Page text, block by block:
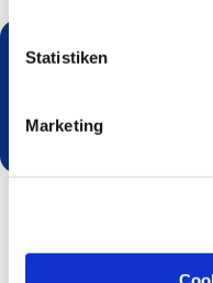
Statistiken
Marketing